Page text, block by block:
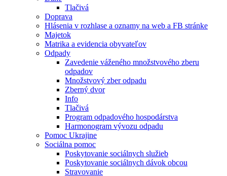
Tlačivá
Doprava
Hlásenia v rozhlase a oznamy na web a FB stránke
Majetok
Matrika a evidencia obyvateľov
Odpady
Zavedenie váženého množstvového zberu
odpadov
Množstvový zber odpadu
Zberný dvor
Info
Tlačivá
Program odpadového hospodárstva
Harmonogram vývozu odpadu
Pomoc Ukrajine
Sociálna pomoc
Poskytovanie sociálnych služieb
Poskytovanie sociálnych dávok obcou
Stravovanie